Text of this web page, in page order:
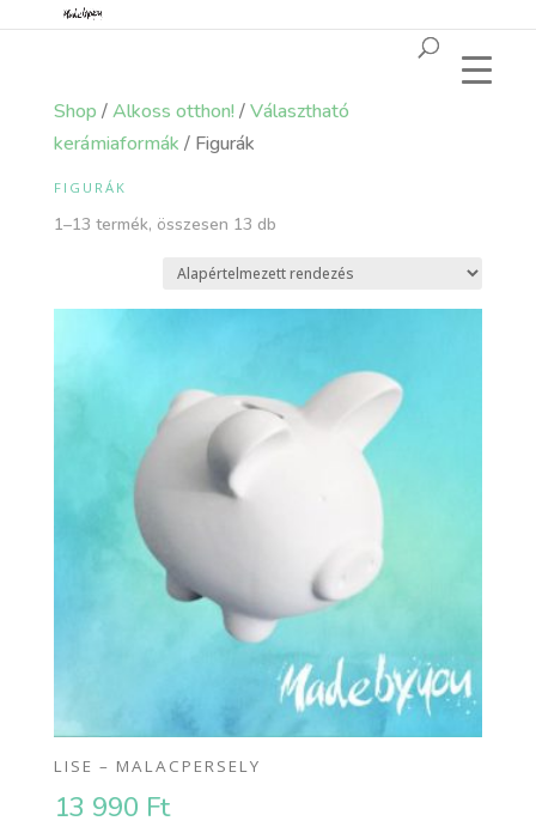
Shop /Alkoss otthon! /Választható
kerámiaformák / Figurák
FIGURÁK
1–13 termék, összesen 13 db
LISE – MALACPERSELY
13 990 Ft